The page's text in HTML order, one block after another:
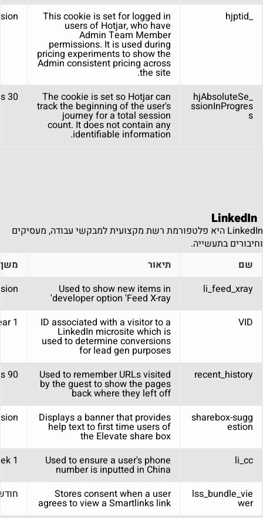
_hjptid
This cookie is set for logged in
users of Hotjar, who have
Admin Team Member
permissions. It is used during
pricing experiments to show the
Admin consistent pricing across
the site.
_hjAbsoluteSe
ssionInProgres
s
The cookie is set so Hotjar can
track the beginning of the user's
journey for a total session
count. It does not contain any
identifiable information.
30 minutes
LinkedIn
LinkedIn היא פלטפורמת רשת מקצועית למבקשי עבודה, מעסיקים
וחיבורים בתעשייה.
שם
תיאור
li_feed_xray
Used to show new items in
developer option 'Feed X-ray'
VID
ID associated with a visitor to a
LinkedIn microsite which is
used to determine conversions
for lead gen purposes
1 year
recent_history
Used to remember URLs visited
by the guest to show the pages
back where they left off
90 days
sharebox-sugg
estion
Displays a banner that provides
help text to first time users of
the Elevate share box
li_cc
Used to ensure a user's phone
number is inputted in China
1 week
lss_bundle_vie
wer
Stores consent when a user
agrees to view a Smartlinks link